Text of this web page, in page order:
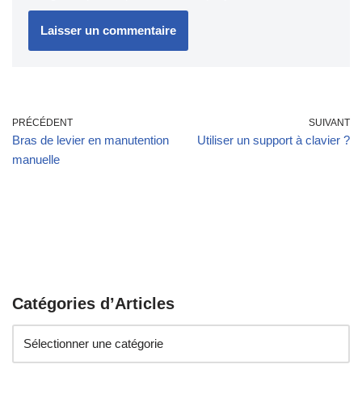
PRÉCÉDENT
Bras de levier en manutention
manuelle
SUIVANT
Utiliser un support à clavier ?
Catégories d’Articles